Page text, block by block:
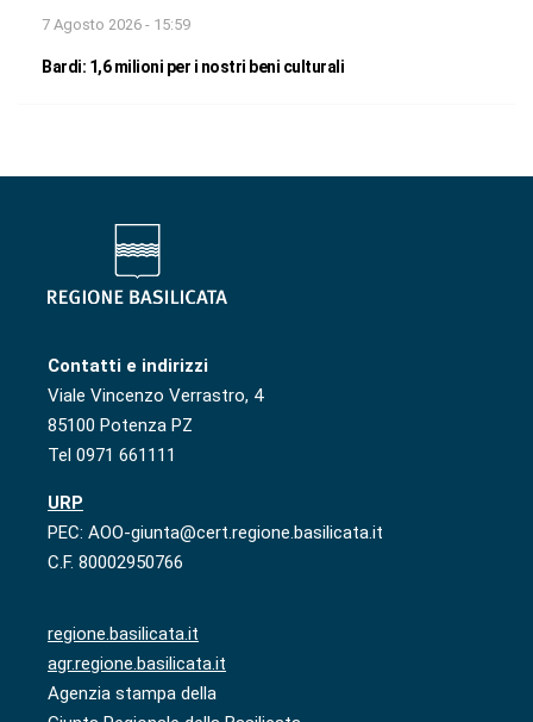
7 Agosto 2026 - 15:59
Bardi: 1,6 milioni per i nostri beni culturali
Contatti e indirizzi
Viale Vincenzo Verrastro, 4
85100 Potenza PZ
Tel 0971 661111
URP
PEC: AOO-giunta@cert.regione.basilicata.it
C.F. 80002950766
regione.basilicata.it
agr.regione.basilicata.it
Agenzia stampa della